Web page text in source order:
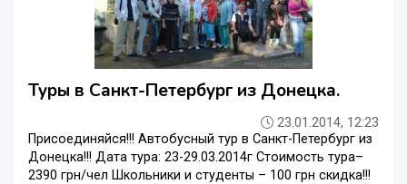
Туры в Санкт-Петербург из Донецка.
23.01.2014, 12:23
Присоединяйся!!! Автобусный тур в Санкт-Петербург из
Донецка!!! Дата тура: 23-29.03.2014г Стоимость тура–
2390 грн/чел Школьники и студенты – 100 грн скидка!!!